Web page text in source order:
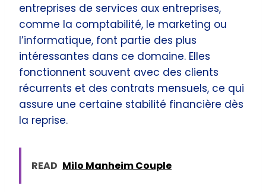
entreprises de services aux entreprises,
comme la comptabilité, le marketing ou
l’informatique, font partie des plus
intéressantes dans ce domaine. Elles
fonctionnent souvent avec des clients
récurrents et des contrats mensuels, ce qui
assure une certaine stabilité financière dès
la reprise.
READ Milo Manheim Couple